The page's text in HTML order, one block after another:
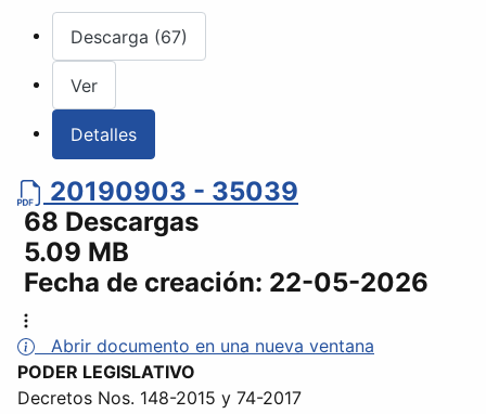
Descarga (67)
Ver
Detalles
20190903 - 35039
68 Descargas
5.09 MB
Fecha de creación: 22-05-2026
Abrir documento en una nueva ventana
PODER LEGISLATIVO
Decretos Nos. 148-2015 y 74-2017